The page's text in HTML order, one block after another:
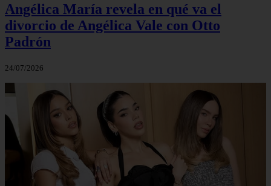
Angélica María revela en qué va el
divorcio de Angélica Vale con Otto
Padrón
24/07/2026